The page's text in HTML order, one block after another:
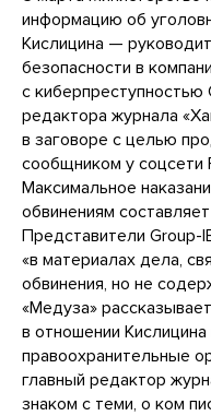
информацию об
Кислицина —
безопасности в
с киберпреступностью
редактора журнала
в заговоре с целью
сообщником у соцсети
Максимальное
обвинениям
Представители Group-
«в материалах дела,
обвинения, но не
«Медуза»
в отношении
правоохранительные
главный редактор
знаком с теми, о ком